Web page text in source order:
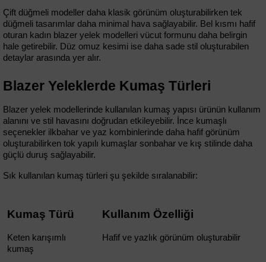
Çift düğmeli modeller daha klasik görünüm oluşturabilirken tek
düğmeli tasarımlar daha minimal hava sağlayabilir. Bel kısmı hafif
oturan kadın blazer yelek modelleri vücut formunu daha belirgin
hale getirebilir. Düz omuz kesimi ise daha sade stil oluşturabilen
detaylar arasında yer alır.
Blazer Yeleklerde Kumaş Türleri
Blazer yelek modellerinde kullanılan kumaş yapısı ürünün kullanım
alanını ve stil havasını doğrudan etkileyebilir. İnce kumaşlı
seçenekler ilkbahar ve yaz kombinlerinde daha hafif görünüm
oluşturabilirken tok yapılı kumaşlar sonbahar ve kış stilinde daha
güçlü duruş sağlayabilir.
Sık kullanılan kumaş türleri şu şekilde sıralanabilir:
Kumaş Türü Kullanım Özelliği
Keten karışımlı
kumaş
Hafif ve yazlık görünüm oluşturabilir